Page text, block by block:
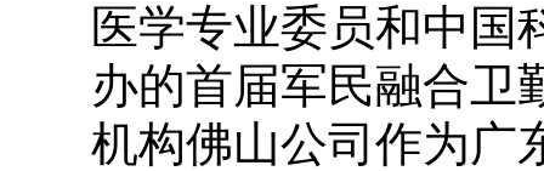
医学专业委员和中国
办的首届军民融合卫
机构佛山公司作为广